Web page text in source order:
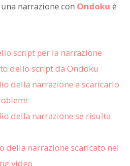
narrazione con Ondoku è
script per la narrazione
dello script da Ondoku
della narrazione e scaricarlo
della narrazione se risulta
della narrazione scaricato nel
video